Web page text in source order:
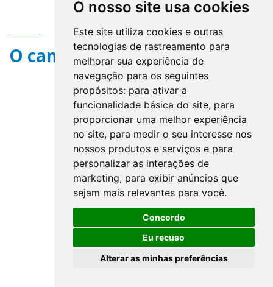
O nosso site usa cookies
Este site utiliza cookies e outras
tecnologias de rastreamento para
melhorar sua experiência de
navegação para os seguintes
propósitos: para ativar a
funcionalidade básica do site, para
proporcionar uma melhor experiência
no site, para medir o seu interesse nos
nossos produtos e serviços e para
personalizar as interações de
marketing, para exibir anúncios que
sejam mais relevantes para você.
Concordo
Eu recuso
Alterar as minhas preferências
O campo title não existe.